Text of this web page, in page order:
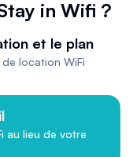
in Wifi ?
et le plan
location WiFi
au lieu de votre